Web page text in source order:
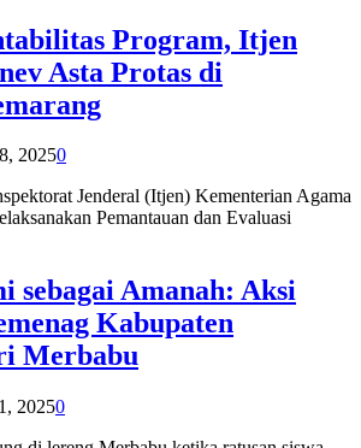
Program, Itjen
Asta Protas di
20250
Jenderal (Itjen) Kementerian Agama
Pemantauan dan Evaluasi
sebagai Amanah: Aksi
Kabupaten
Merbabu
20250